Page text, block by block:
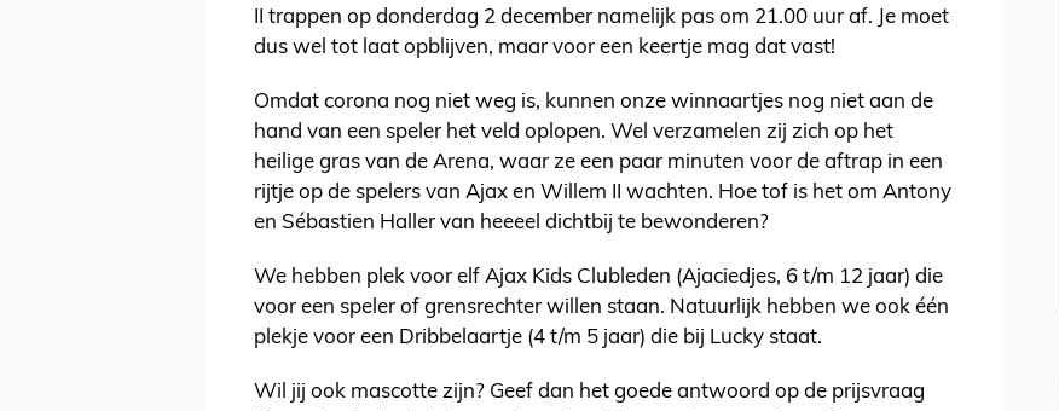
II trappen op donderdag 2 december namelijk pas om 21.00 uur af. Je moet
dus wel tot laat opblijven, maar voor een keertje mag dat vast!
Omdat corona nog niet weg is, kunnen onze winnaartjes nog niet aan de
hand van een speler het veld oplopen. Wel verzamelen zij zich op het
heilige gras van de Arena, waar ze een paar minuten voor de aftrap in een
rijtje op de spelers van Ajax en Willem II wachten. Hoe tof is het om Antony
en Sébastien Haller van heeeel dichtbij te bewonderen?
We hebben plek voor elf Ajax Kids Clubleden (Ajaciedjes, 6 t/m 12 jaar) die
voor een speler of grensrechter willen staan. Natuurlijk hebben we ook één
plekje voor een Dribbelaartje (4 t/m 5 jaar) die bij Lucky staat.
Wil jij ook mascotte zijn? Geef dan het goede antwoord op de prijsvraag